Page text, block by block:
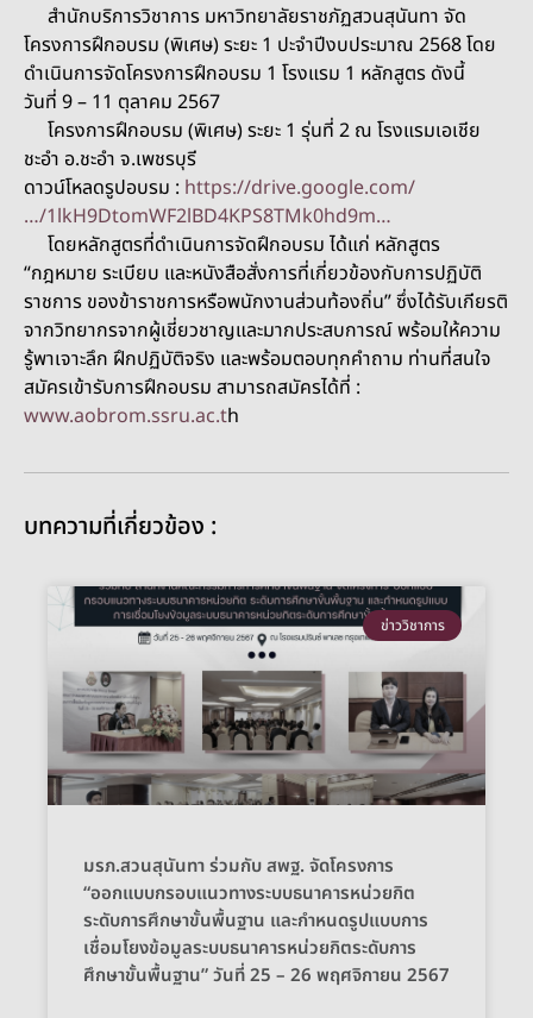
สำนักบริการวิชาการ มหาวิทยาลัยราชภัฏสวนสุนันทา จัด
โครงการฝึกอบรม (พิเศษ) ระยะ 1 ปะจำปีงบประมาณ 2568 โดย
ดำเนินการจัดโครงการฝึกอบรม 1 โรงแรม 1 หลักสูตร ดังนี้
วันที่ 9 – 11 ตุลาคม 2567
โครงการฝึกอบรม (พิเศษ) ระยะ 1 รุ่นที่ 2 ณ โรงแรมเอเชีย
ชะอำ อ.ชะอำ จ.เพชรบุรี
ดาวน์โหลดรูปอบรม : https://drive.google.com/
…/1lkH9DtomWF2lBD4KPS8TMk0hd9m…
โดยหลักสูตรที่ดำเนินการจัดฝึกอบรม ได้แก่ หลักสูตร
“กฎหมาย ระเบียบ และหนังสือสั่งการที่เกี่ยวข้องกับการปฏิบัติ
ราชการ ของข้าราชการหรือพนักงานส่วนท้องถิ่น” ซึ่งได้รับเกียรติ
จากวิทยากรจากผู้เชี่ยวชาญและมากประสบการณ์ พร้อมให้ความ
รู้พาเจาะลึก ฝึกปฏิบัติจริง และพร้อมตอบทุกคำถาม ท่านที่สนใจ
สมัครเข้ารับการฝึกอบรม สามารถสมัครได้ที่ :
www.aobrom.ssru.ac.th
บทความที่เกี่ยวข้อง :
ข่าววิชาการ
มรภ.สวนสุนันทา ร่วมกับ สพฐ. จัดโครงการ
“ออกแบบกรอบแนวทางระบบธนาคารหน่วยกิต
ระดับการศึกษาขั้นพื้นฐาน และกำหนดรูปแบบการ
เชื่อมโยงข้อมูลระบบธนาคารหน่วยกิตระดับการ
ศึกษาขั้นพื้นฐาน” วันที่ 25 – 26 พฤศจิกายน 2567